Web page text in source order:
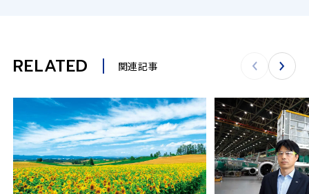
RELATED 関連記事